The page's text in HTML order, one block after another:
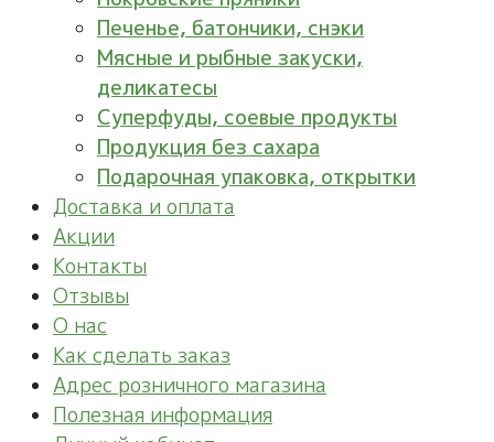
Печенье, батончики, снэки
Мясные и рыбные закуски,
деликатесы
Суперфуды, соевые продукты
Продукция без сахара
Подарочная упаковка, открытки
Доставка и оплата
Акции
Контакты
Отзывы
О нас
Как сделать заказ
Адрес розничного магазина
Полезная информация